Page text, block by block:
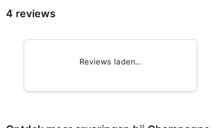
4 reviews
Reviews laden...